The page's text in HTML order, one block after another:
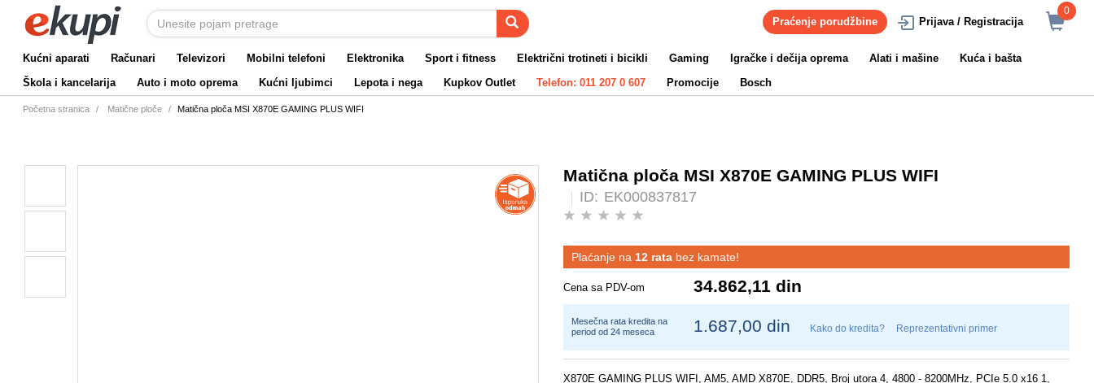
0
Praćenje porudžbine Prijava / Registracija
Kućni aparati Računari Televizori Mobilni telefoni Elektronika Sport i fitness Električni trotineti i bicikli Gaming Igračke i dečija oprema Alati i mašine
Kuća i bašta
Škola i kancelarija
Auto i moto oprema Kućni ljubimci Lepota i nega Kupkov Outlet Telefon: 011 207 0 607 Promocije Bosch
Početna stranica Matične ploče Matična ploča MSI X870E GAMING PLUS WIFI
Matična ploča MSI X870E GAMING PLUS WIFI
ID: EK000837817
Plaćanje na 12 rata bez kamate!
Cena sa PDV-om 34.862,11 din
Mesečna rata kredita na
period od 24 meseca
1.687,00 din Kako do kredita? Reprezentativni primer
X870E GAMING PLUS WIFI, AM5, AMD X870E, DDR5, Broj utora 4, 4800 - 8200MHz, PCIe 5.0 x16 1,